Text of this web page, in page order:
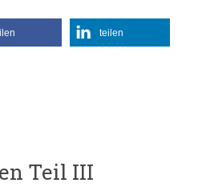
teilen
Teil III